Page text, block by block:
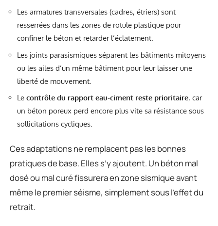
Les armatures transversales (cadres, étriers) sont
resserrées dans les zones de rotule plastique pour
confiner le béton et retarder l’éclatement.
Les joints parasismiques séparent les bâtiments mitoyens
ou les ailes d’un même bâtiment pour leur laisser une
liberté de mouvement.
Le contrôle du rapport eau-ciment reste prioritaire, car
un béton poreux perd encore plus vite sa résistance sous
sollicitations cycliques.
Ces adaptations ne remplacent pas les bonnes
pratiques de base. Elles s’y ajoutent. Un béton mal
dosé ou mal curé fissurera en zone sismique avant
même le premier séisme, simplement sous l’effet du
retrait.